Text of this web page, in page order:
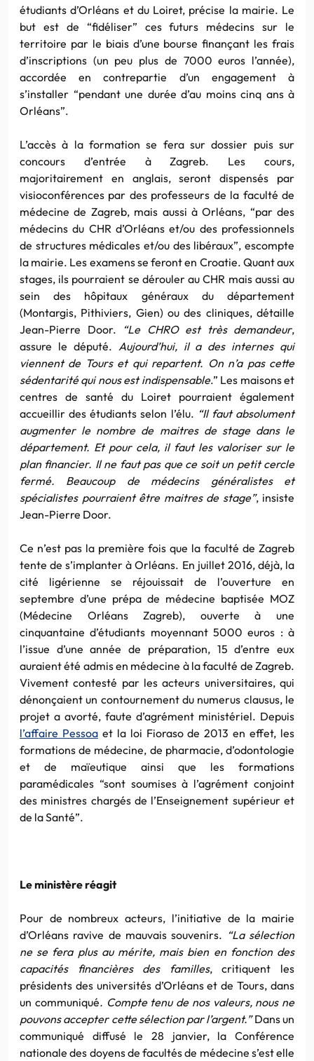
étudiants d’Orléans et du Loiret, précise la mairie. Le
but est de “fidéliser” ces futurs médecins sur le
territoire par le biais d’une bourse finançant les frais
d’inscriptions (un peu plus de 7000 euros l’année),
accordée en contrepartie d’un engagement à
s’installer “pendant une durée d’au moins cinq ans à
Orléans”.
L’accès à la formation se fera sur dossier puis sur
concours d’entrée à Zagreb. Les cours,
majoritairement en anglais, seront dispensés par
visioconférences par des professeurs de la faculté de
médecine de Zagreb, mais aussi à Orléans, “par des
médecins du CHR d’Orléans et/ou des professionnels
de structures médicales et/ou des libéraux”, escompte
la mairie. Les examens se feront en Croatie. Quant aux
stages, ils pourraient se dérouler au CHR mais aussi au
sein des hôpitaux généraux du département
(Montargis, Pithiviers, Gien) ou des cliniques, détaille
Jean-Pierre Door.
“Le CHRO est très demandeur,
assure le député. Aujourd’hui, il a des internes qui
viennent de Tours et qui repartent. On n’a pas cette
sédentarité qui nous est indispensable.” Les maisons et
centres de santé du Loiret pourraient également
accueillir des étudiants selon l’élu. “Il faut absolument
augmenter le nombre de maitres de stage dans le
département. Et pour cela, il faut les valoriser sur le
plan financier. Il ne faut pas que ce soit un petit cercle
fermé. Beaucoup de médecins généralistes et
spécialistes pourraient être maitres de stage”, insiste
Jean-Pierre Door.
Ce n’est pas la première fois que la faculté de Zagreb
tente de s’implanter à Orléans. En juillet 2016, déjà, la
cité ligérienne se réjouissait de l’ouverture en
septembre d’une prépa de médecine baptisée MOZ
(Médecine Orléans Zagreb), ouverte à une
cinquantaine d’étudiants moyennant 5000 euros : à
l’issue d’une année de préparation, 15 d’entre eux
auraient été admis en médecine à la faculté de Zagreb.
Vivement contesté par les acteurs universitaires, qui
dénonçaient un contournement du numerus clausus, le
projet a avorté, faute d’agrément ministériel. Depuis
l’affaire Pessoaet la loi Fioraso de 2013 en effet, les
formations de médecine, de pharmacie, d’odontologie
et de maïeutique ainsi que les formations
paramédicales “sont soumises à l’agrément conjoint
des ministres chargés de l’Enseignement supérieur et
de la Santé”.
Le ministère réagit
Pour de nombreux acteurs, l’initiative de la mairie
d’Orléans ravive de mauvais souvenirs. “La sélection
ne se fera plus au mérite, mais bien en fonction des
capacités financières des familles, critiquent les
présidents des universités d’Orléans et de Tours, dans
un communiqué. Compte tenu de nos valeurs, nous ne
pouvons accepter cette sélection par l’argent.”Dans un
communiqué diffusé le 28 janvier, la Conférence
nationale des doyens de facultés de médecine s’est elle